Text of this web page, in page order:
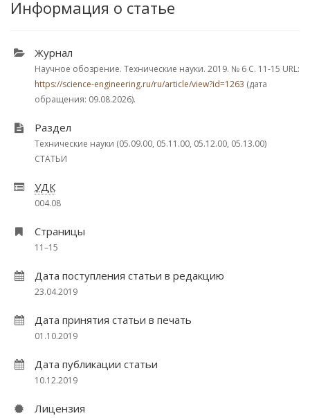
Информация о статье
Журнал
Научное обозрение. Технические науки. 2019. № 6 С. 11-15 URL:
https://science-engineering.ru/ru/article/view?id=1263 (дата
обращения: 09.08.2026).
Раздел
Технические науки (05.09.00, 05.11.00, 05.12.00, 05.13.00)
СТАТЬИ
УДК
004.08
Страницы
11–15
Дата поступления статьи в редакцию
23.04.2019
Дата принятия статьи в печать
01.10.2019
Дата публикации статьи
10.12.2019
Лицензия